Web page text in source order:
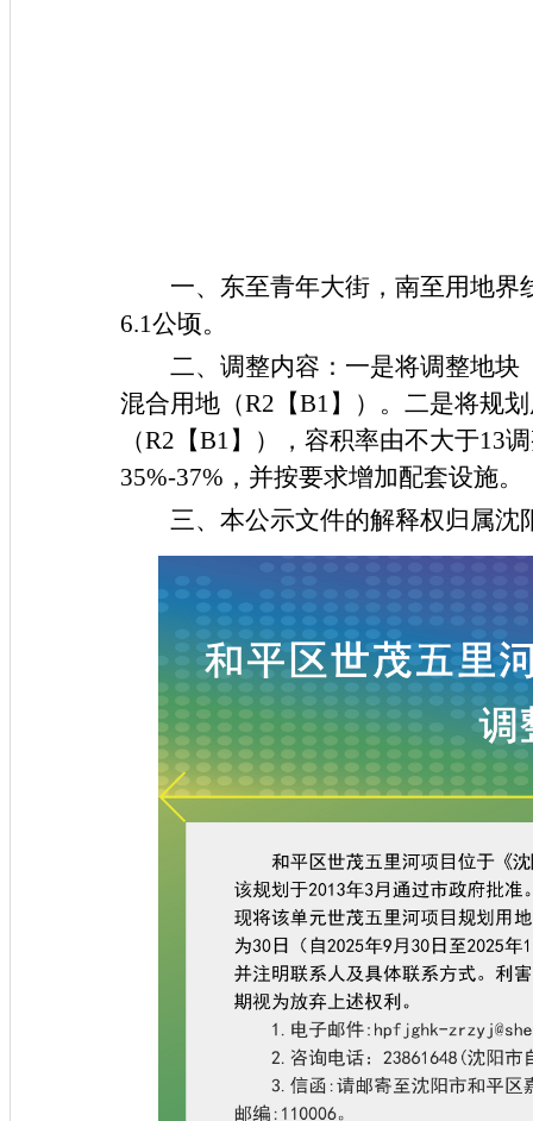
一、东至青年大街 ，南至用地界
6.1公顷。
二、调整内容：一是将调整地块
混合用地（R2【B1】）。二是将规
（R2【B1】），容积率由不大于13
35%-37%，并按要求增加配套设施。
三、 本公示文件的解释权归属沈